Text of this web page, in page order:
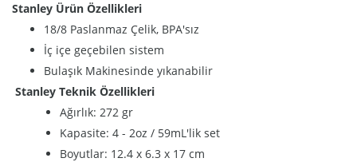
Stanley Ürün Özellikleri
18/8 Paslanmaz Çelik, BPA'sız
İç içe geçebilen sistem
Bulaşık Makinesinde yıkanabilir
Stanley Teknik Özellikleri
Ağırlık: 272 gr
Kapasite: 4 - 2oz / 59mL'lik set
Boyutlar: 12.4 x 6.3 x 17 cm